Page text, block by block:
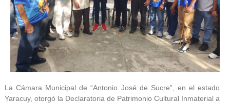
La Cámara Municipal de “Antonio José de Sucre”, en el estado
Yaracuy, otorgó la Declaratoria de Patrimonio Cultural Inmaterial a